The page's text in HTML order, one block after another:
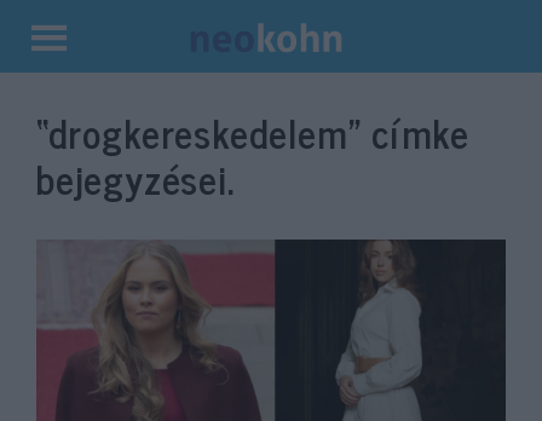
Kilépés
tartalomba
“drogkereskedelem” címke
bejegyzései.